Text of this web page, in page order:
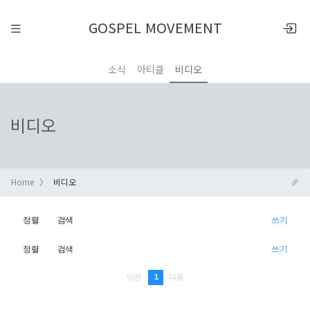
GOSPEL MOVEMENT
소식 아티클 비디오
비디오
Home 비디오
정렬 검색 쓰기
정렬 검색 쓰기
이전 1 다음